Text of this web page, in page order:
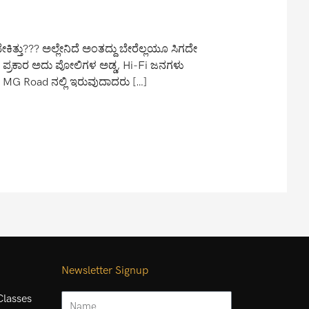
ಅಲ್ಲೇನಿದೆ ಅಂತದ್ದು ಬೇರೆಲ್ಲಯೂ ಸಿಗದೇ
ಅದು ಪೋಲಿಗಳ ಅಡ್ಡ, Hi-Fi ಜನಗಳು
Road ನಲ್ಲಿ ಇರುವುದಾದರು […]
Newsletter Signup